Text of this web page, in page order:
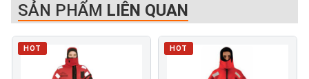
SẢN PHẨM LIÊN QUAN
HOT HOT